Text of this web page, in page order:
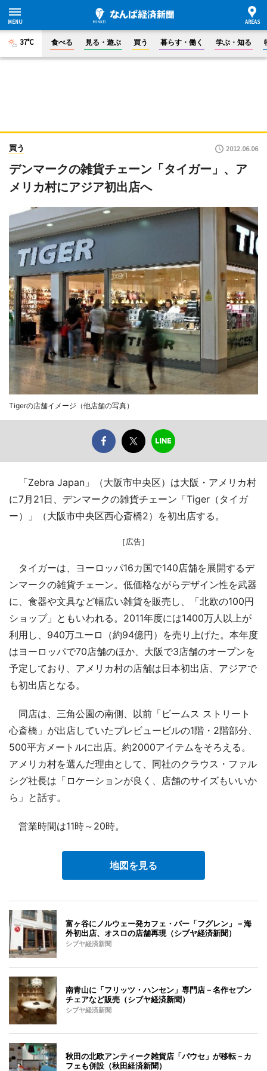
37°C 食べる 見る・遊ぶ 買う 暮らす・働く 学ぶ・知る
買う 2012.06.06
デンマークの雑貨チェーン「タイガー」、ア
メリカ村にアジア初出店へ
Tigerの店舗イメージ（他店舗の写真）
「Zebra Japan」（大阪市中央区）は大阪・アメリカ村
に7月21日、デンマークの雑貨チェーン「Tiger（タイガ
ー）」（大阪市中央区西心斎橋2）を初出店する。
［広告］
タイガーは、ヨーロッパ16カ国で140店舗を展開するデ
ンマークの雑貨チェーン。低価格ながらデザイン性を武器
に、食器や文具など幅広い雑貨を販売し、「北欧の100円
ショップ」ともいわれる。2011年度には1400万人以上が
利用し、940万ユーロ（約94億円）を売り上げた。本年度
はヨーロッパで70店舗のほか、大阪で3店舗のオープンを
予定しており、アメリカ村の店舗は日本初出店、アジアで
も初出店となる。
同店は、三角公園の南側、以前「ビームス ストリート
心斎橋」が出店していたプレビュービルの1階・2階部分、
500平方メートルに出店。約2000アイテムをそろえる。
アメリカ村を選んだ理由として、同社のクラウス・ファル
シグ社長は「ロケーションが良く、店舗のサイズもいいか
ら」と話す。
営業時間は11時～20時。
地図を見る
富ヶ谷にノルウェー発カフェ・バー「フグレン」－海
外初出店、オスロの店舗再現（シブヤ経済新聞）
シブヤ経済新聞
南青山に「フリッツ・ハンセン」専門店－名作セブン
チェアなど販売（シブヤ経済新聞）
シブヤ経済新聞
秋田の北欧アンティーク雑貨店「パウセ」が移転－カ
フェも併設（秋田経済新聞）